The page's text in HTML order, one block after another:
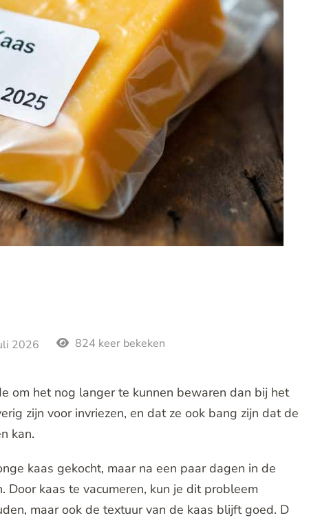
2026 824 keer bekeken
om het nog langer te kunnen bewaren dan bij het
zijn voor invriezen, en dat ze ook bang zijn dat de
kan.
kaas gekocht, maar na een paar dagen in de
kaas te vacumeren, kun je dit probleem
maar ook de textuur van de kaas blijft goed. D